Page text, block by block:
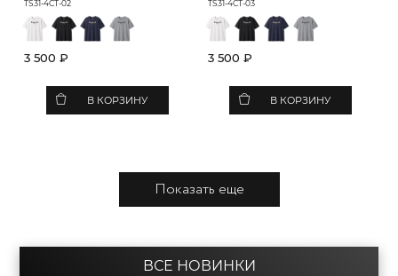
TS31-4CT-02
3 500 ₽
В КОРЗИНУ
TS31-4CT-03
3 500 ₽
В КОРЗИНУ
Показать еще
ВСЕ НОВИНКИ